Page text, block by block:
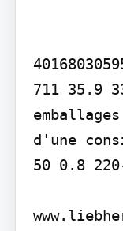
711 35.9
d'une
50 0.8